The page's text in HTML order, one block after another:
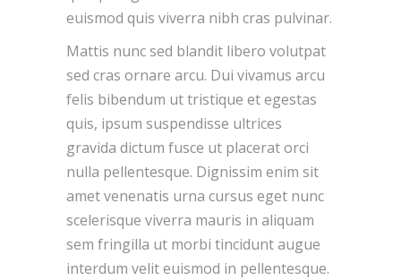
euismod quis viverra nibh cras pulvinar.
Mattis nunc sed blandit libero volutpat
sed cras ornare arcu. Dui vivamus arcu
felis bibendum ut tristique et egestas
quis, ipsum suspendisse ultrices
gravida dictum fusce ut placerat orci
nulla pellentesque. Dignissim enim sit
amet venenatis urna cursus eget nunc
scelerisque viverra mauris in aliquam
sem fringilla ut morbi tincidunt augue
interdum velit euismod in pellentesque.